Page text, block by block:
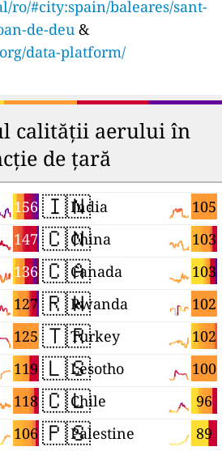
ro/#city:spain/baleares/sant-
de-deu &
data-platform/
calității aerului în
de țară
156
147
136
127
125
119
118
106
🇮🇳 105
India
🇨🇳 103
China
🇨🇦 103
Canada
🇷🇼 102
Rwanda
🇹🇷 102
Turkey
🇱🇸 100
Lesotho
🇨🇱 96
Chile
🇵🇸 89
Palestine